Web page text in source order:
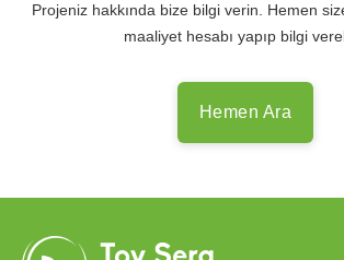
Projeniz hakkında bize bilgi verin. Hemen
maaliyet hesabı yapıp bilgi
Hemen Ara